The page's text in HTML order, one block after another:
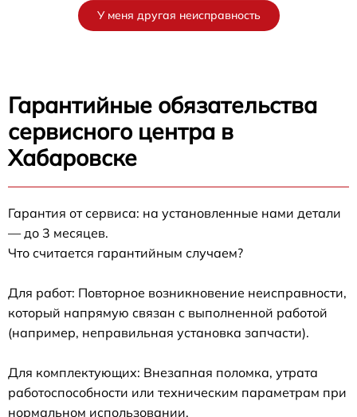
У меня другая неисправность
Гарантийные обязательства
сервисного центра в
Хабаровске
Гарантия от сервиса: на установленные нами детали
— до 3 месяцев.
Что считается гарантийным случаем?
Для работ: Повторное возникновение неисправности,
который напрямую связан с выполненной работой
(например, неправильная установка запчасти).
Для комплектующих: Внезапная поломка, утрата
работоспособности или техническим параметрам при
нормальном использовании.